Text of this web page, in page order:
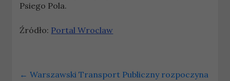
Psiego Pola.
Źródło: Portal Wroclaw
← Warszawski Transport Publiczny rozpoczyna